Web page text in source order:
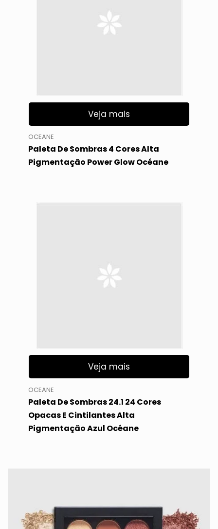
Veja mais
OCEANE
Paleta De Sombras 4 Cores Alta
Pigmentação Power Glow Océane
Veja mais
OCEANE
Paleta De Sombras 24.1 24 Cores
Opacas E Cintilantes Alta
Pigmentação Azul Océane